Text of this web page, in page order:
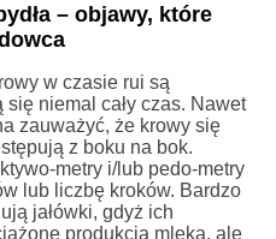
– objawy, które
w czasie rui są
niemal cały czas. Nawet
zauważyć, że krowy się
z boku na bok.
metry i/lub pedo-metry
lub liczbę kroków. Bardzo
jałówki, gdyż ich
produkcją mleka, ale